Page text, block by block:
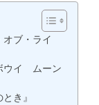
オブ・ライ
ウイ ムーン
き』